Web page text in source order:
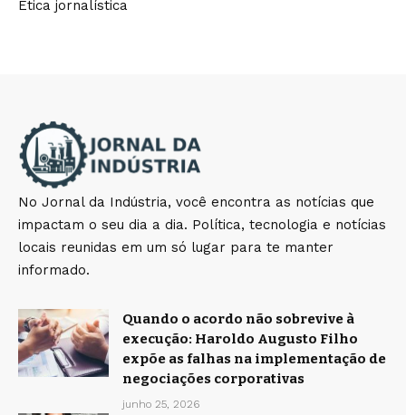
Ética jornalística
No Jornal da Indústria, você encontra as notícias que
impactam o seu dia a dia. Política, tecnologia e notícias
locais reunidas em um só lugar para te manter
informado.
Quando o acordo não sobrevive à
execução: Haroldo Augusto Filho
expõe as falhas na implementação de
negociações corporativas
junho 25, 2026